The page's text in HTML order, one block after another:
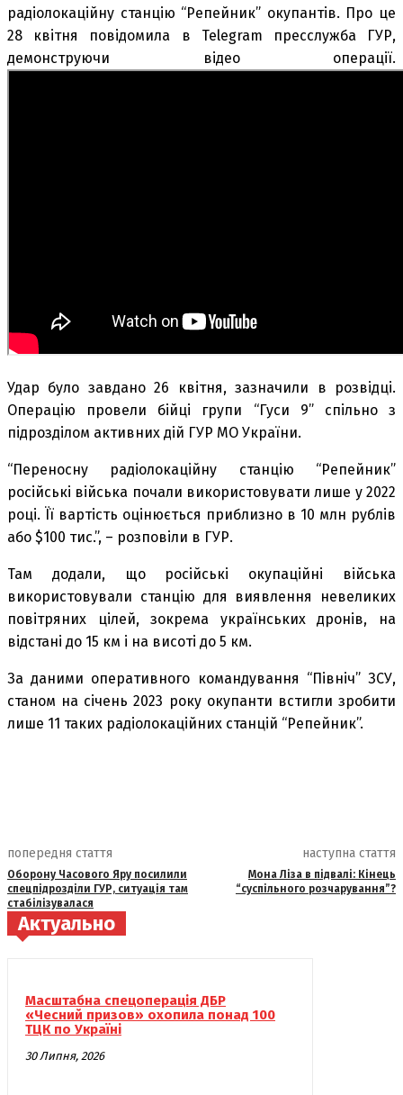
радіолокаційну станцію “Репейник” окупантів. Про це
28 квітня повідомила в Telegram пресслужба ГУР,
демонструючи відео операції.
Удар було завдано 26 квітня, зазначили в розвідці.
Операцію провели бійці групи “Гуси 9” спільно з
підрозділом активних дій ГУР МО України.
“Переносну радіолокаційну станцію “Репейник”
російські війська почали використовувати лише у 2022
році. Її вартість оцінюється приблизно в 10 млн рублів
або $100 тис.”, – розповіли в ГУР.
Там додали, що російські окупаційні війська
використовували станцію для виявлення невеликих
повітряних цілей, зокрема українських дронів, на
відстані до 15 км і на висоті до 5 км.
За даними оперативного командування “Північ” ЗСУ,
станом на січень 2023 року окупанти встигли зробити
лише 11 таких радіолокаційних станцій “Репейник”.
попередня стаття
Оборону Часового Яру посилили
спецпідрозділи ГУР, ситуація там
стабілізувалася
наступна стаття
Мона Ліза в підвалі: Кінець
“суспільного розчарування”?
Актуально
Масштабна спецоперація ДБР
«Чесний призов» охопила понад 100
ТЦК по Україні
30 Липня, 2026